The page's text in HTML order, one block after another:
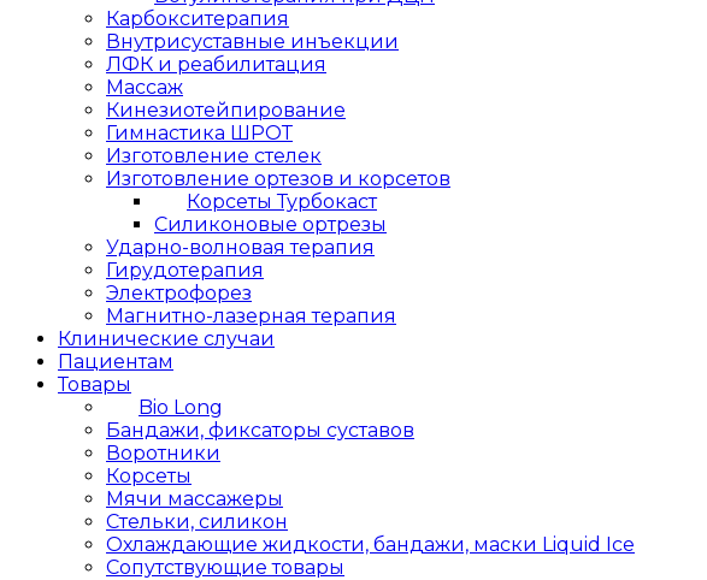
Карбокситерапия
Внутрисуставные инъекции
ЛФК и реабилитация
Массаж
Кинезиотейпирование
Гимнастика ШРОТ
Изготовление стелек
Изготовление ортезов и корсетов
Корсеты Турбокаст
Силиконовые ортрезы
Ударно-волновая терапия
Гирудотерапия
Электрофорез
Магнитно-лазерная терапия
Клинические случаи
Пациентам
Товары
Bio Long
Бандажи, фиксаторы суставов
Воротники
Корсеты
Мячи массажеры
Стельки, силикон
Охлаждающие жидкости, бандажи, маски Liquid Ice
Сопутствующие товары